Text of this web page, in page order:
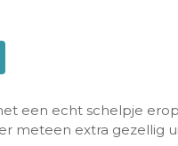
een echt schelpje
meteen extra gezellig